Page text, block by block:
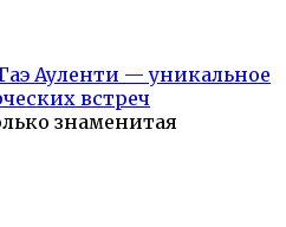
Ауленти — уникальное
встреч
знаменитая